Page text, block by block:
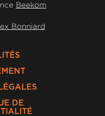
Beekom
Bonniard
DE